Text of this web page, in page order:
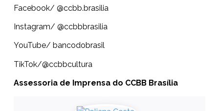
Facebook/ @ccbb.brasilia
Instagram/ @ccbbbrasilia
YouTube/ bancodobrasil
TikTok/@ccbbcultura
Assessoria de Imprensa do CCBB Brasília